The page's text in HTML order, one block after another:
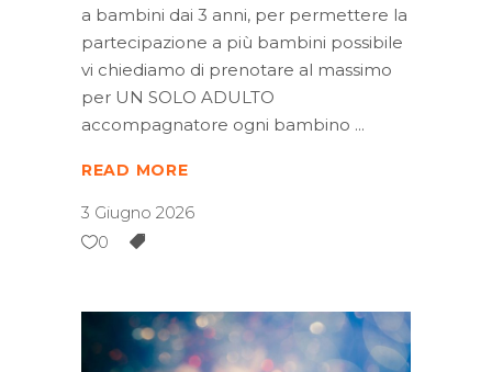
a bambini dai 3 anni, per permettere la
partecipazione a più bambini possibile
vi chiediamo di prenotare al massimo
per UN SOLO ADULTO
accompagnatore ogni bambino
READ MORE
3 Giugno 2026
0